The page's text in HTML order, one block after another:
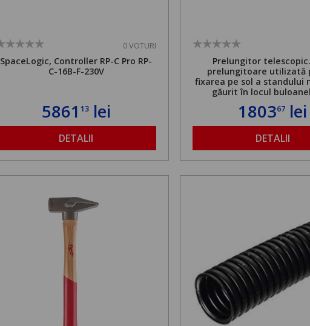
0 VOTURI
SpaceLogic, Controller RP-C Pro RP-
C-16B-F-230V
5861 13lei
DETALII
Prelungitor
prelungitoare utilizată
fixarea pe sol a standului
găurit în locul
de 500 kg și înălțime
180367 lei
DETALII